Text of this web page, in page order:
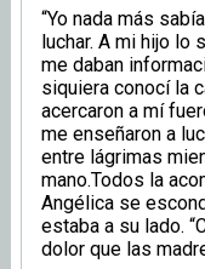
“Yo nada más
luchar. A mi hijo lo
me daban
siquiera conocí la
acercaron a mí
me enseñaron a
entre lágrimas
mano.Todos la
Angélica se
estaba a su lado.
dolor que las